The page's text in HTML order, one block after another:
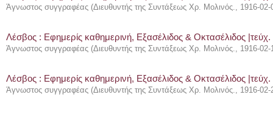
Άγνωστος συγγραφέας (Διευθυντής της Συντάξεως Χρ. Μολινός., 1916-02-
Λέσβος : Eφημερίς καθημερινή, Εξασέλιδος & Οκτασέλιδος
Άγνωστος συγγραφέας (Διευθυντής της Συντάξεως Χρ. Μολινός., 1916-02-
Λέσβος : Eφημερίς καθημερινή, Εξασέλιδος & Οκτασέλιδος
Άγνωστος συγγραφέας (Διευθυντής της Συντάξεως Χρ. Μολινός., 1916-02-